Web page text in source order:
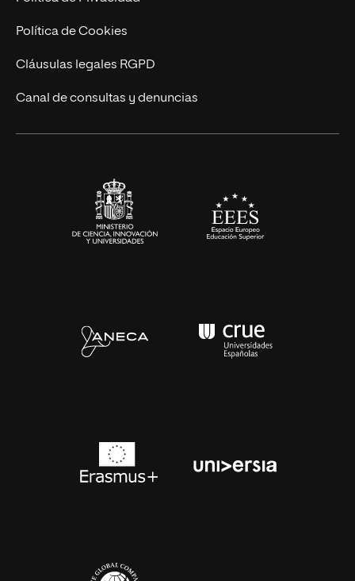
Cursos Universitarios
Actualidad
UNIR Revista
Eventos
Política de Cookies
Cláusulas legales RGPD
Canal de consultas y denuncias